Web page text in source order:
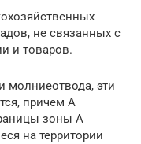
не связанных с
и товаров.
молниеотвода, эти
причем А
зоны А
на территории